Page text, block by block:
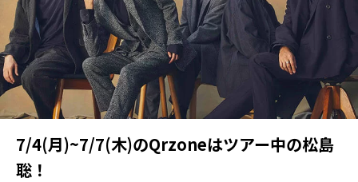
7/4(月)~7/7(木)のQrzoneはツアー中の松島
聡！